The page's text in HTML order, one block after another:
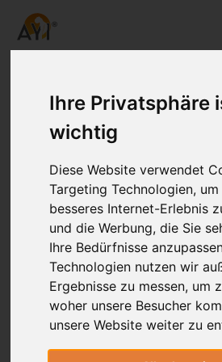
Ihre Privatsphäre
wichtig
Diese Website verwendet
Targeting Technologien, um
besseres Internet-Erlebnis
und die Werbung, die Sie
Ihre Bedürfnisse
Technologien nutzen wir
Ergebnisse zu messen, um
woher unsere Besucher
unsere Website weiter zu